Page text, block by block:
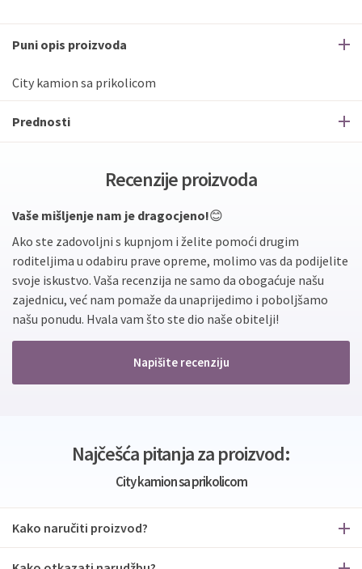
Puni opis proizvoda
City kamion sa prikolicom
Prednosti
Recenzije proizvoda
Vaše mišljenje nam je dragocjeno!😊
Ako ste zadovoljni s kupnjom i želite pomoći drugim
roditeljima u odabiru prave opreme, molimo vas da podijelite
svoje iskustvo. Vaša recenzija ne samo da obogaćuje našu
zajednicu, već nam pomaže da unaprijedimo i poboljšamo
našu ponudu. Hvala vam što ste dio naše obitelji!
Napišite recenziju
Najčešća pitanja za proizvod:
City kamion sa prikolicom
Kako naručiti proizvod?